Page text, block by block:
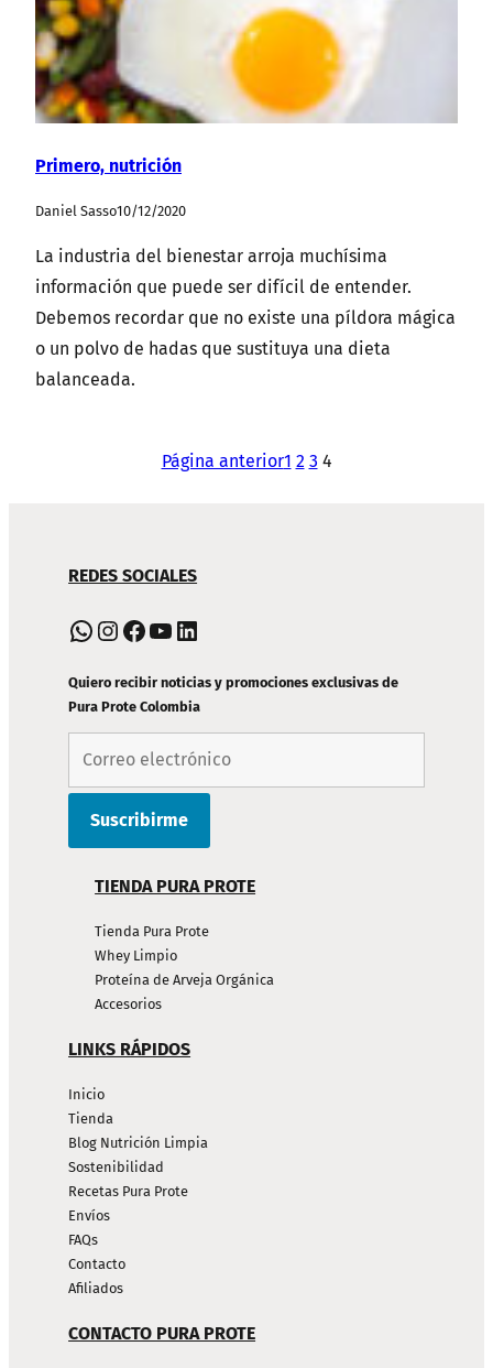
Primero, nutrición
Daniel Sasso10/12/2020
La industria del bienestar arroja muchísima
información que puede ser difícil de entender.
Debemos recordar que no existe una píldora mágica
o un polvo de hadas que sustituya una dieta
balanceada.
Página anterior1 2 3 4
DE
PIE
DE
PÁGINA
REDES SOCIALES
WhatsApp Instagram Facebook YouTube LinkedIn
Quiero recibir noticias y promociones exclusivas de
Pura Prote Colombia
TIENDA PURA PROTE
Tienda Pura Prote
Whey Limpio
Proteína de Arveja Orgánica
Accesorios
LINKS RÁPIDOS
Inicio
Tienda
Blog Nutrición Limpia
Sostenibilidad
Recetas Pura Prote
Envíos
FAQs
Contacto
Afiliados
CONTACTO PURA PROTE